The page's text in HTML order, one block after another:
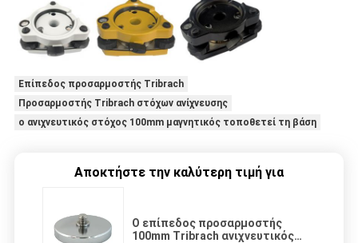
Επίπεδος προσαρμοστής Tribrach
Προσαρμοστής Tribrach στόχων ανίχνευσης
ο ανιχνευτικός στόχος 100mm μαγνητικός τοποθετεί τη βάση
Αποκτήστε την καλύτερη τιμή για
Ο επίπεδος προσαρμοστής
100mm Tribrach ανιχνευτικός